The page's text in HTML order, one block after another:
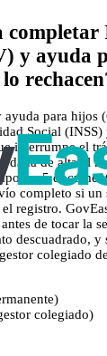
completar
y ayuda
para hijos
Social (INSS)
interrumpe el
dada de alta el
5
completo si un
registro.
de tocar la
descuadrado, y
colegiado
colegiado)